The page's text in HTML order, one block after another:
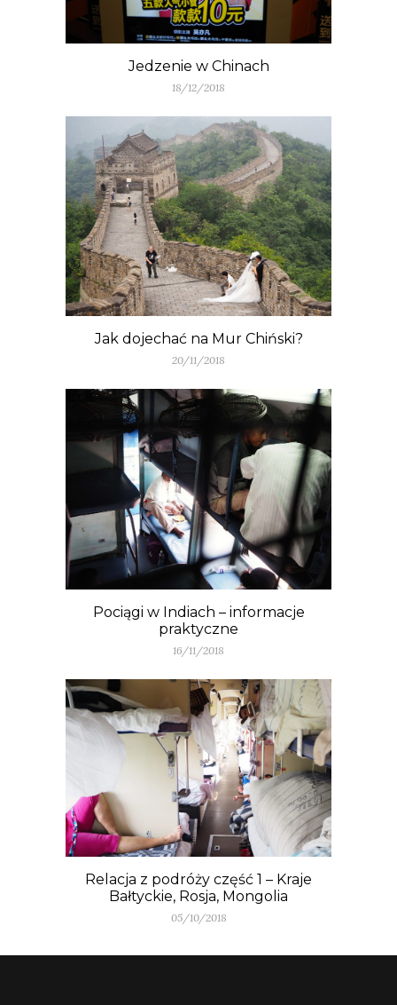
Jedzenie w Chinach
18/12/2018
Jak dojechać na Mur Chiński?
20/11/2018
Pociągi w Indiach – informacje
praktyczne
16/11/2018
Relacja z podróży część 1 – Kraje
Bałtyckie, Rosja, Mongolia
05/10/2018